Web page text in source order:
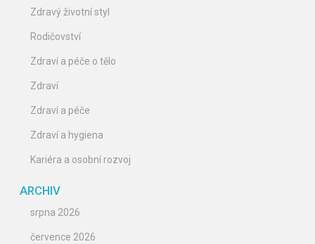
Zdravý životní styl
Rodičovství
Zdraví a péče o tělo
Zdraví
Zdraví a péče
Zdraví a hygiena
Kariéra a osobní rozvoj
ARCHIV
srpna 2026
července 2026